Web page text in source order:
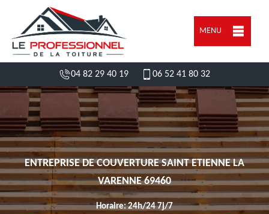
MENU
04 82 29 40 19 06 52 41 80 32
ENTREPRISE DE COUVERTURE SAINT ETIENNE LA
VARENNE 69460
Horaire: 24h/24 7j/7